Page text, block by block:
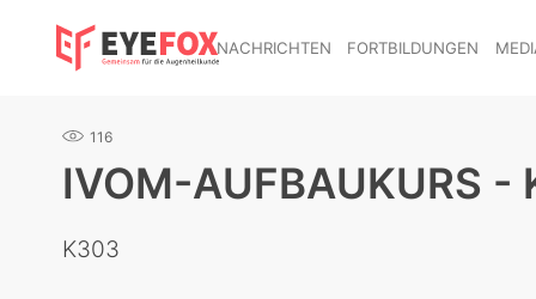
NACHRICHTEN FORTBILDUNGEN
116
IVOM-AUFBAUKURS -
K303